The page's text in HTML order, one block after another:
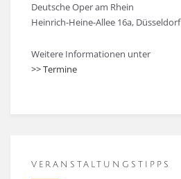
Deutsche Oper am Rhein
Heinrich-Heine-Allee 16a, Düsseldorf
Weitere Informationen unter
>> Termine
VERANSTALTUNGSTIPPS